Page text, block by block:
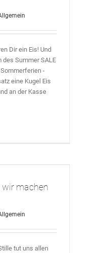
Dir ein Eis! Und
Summer SALE
-
eine Kugel Eis
an der Kasse
wir machen
tut uns allen